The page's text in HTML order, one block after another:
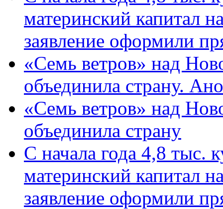
материнский капитал
заявление оформили
«Семь ветров» над
объединила страну.
«Семь ветров» над
объединила страну
С начала года 4,8 тыс.
материнский капитал
заявление оформили